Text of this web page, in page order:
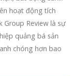
hoạt động tích
Group Review là sự
quảng bá sản
chóng hơn bao